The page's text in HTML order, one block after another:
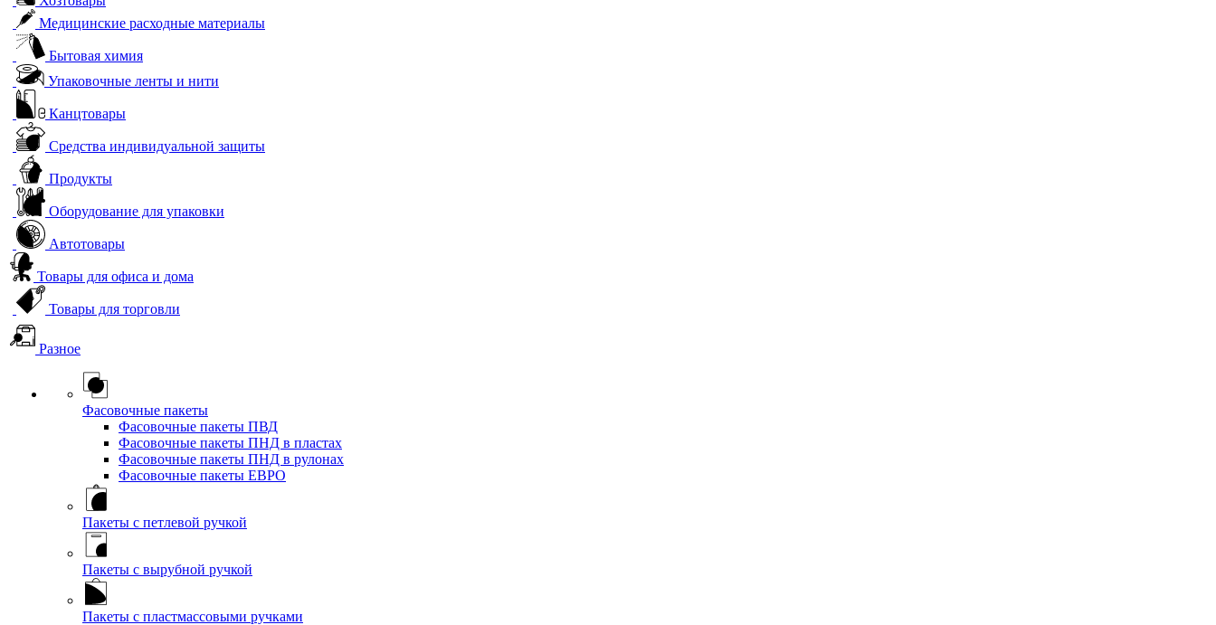
Медицинские расходные материалы
Бытовая химия
Упаковочные ленты и нити
Канцтовары
Средства индивидуальной защиты
Продукты
Оборудование для упаковки
Автотовары
Товары для офиса и дома
Товары для торговли
Разное
Фасовочные пакеты
Фасовочные пакеты ПВД
Фасовочные пакеты ПНД в пластах
Фасовочные пакеты ПНД в рулонах
Фасовочные пакеты ЕВРО
Пакеты с петлевой ручкой
Пакеты с вырубной ручкой
Пакеты с пластмассовыми ручками